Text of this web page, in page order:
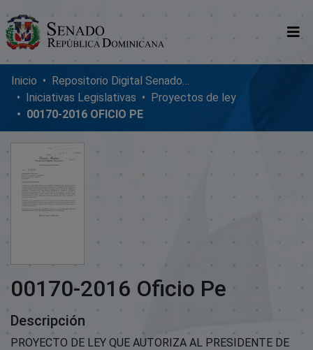
Comunidades
Glosario
Nosotros
Inicio
Repositorio Digital SenadoRD
Iniciativas Legislativas
Proyectos de ley
00170-2016 OFICIO PE
00170-2016 Oficio Pe
Descripción
PROYECTO DE LEY QUE AUTORIZA AL PRESIDENTE DE